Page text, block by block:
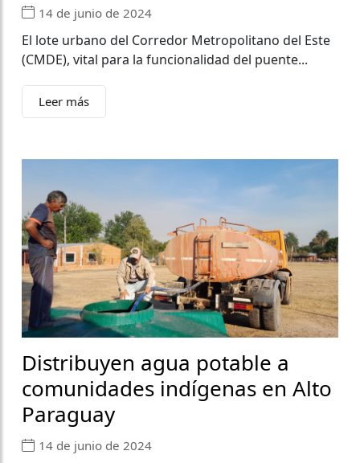
14 de junio de 2024
El lote urbano del Corredor Metropolitano del Este
(CMDE), vital para la funcionalidad del puente...
Leer más
Distribuyen agua potable a
comunidades indígenas en Alto
Paraguay
14 de junio de 2024